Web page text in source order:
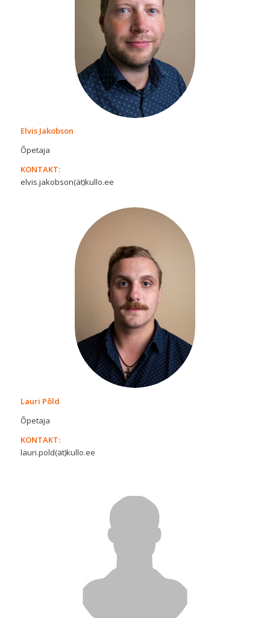
Elvis Jakobson
Õpetaja
KONTAKT:
elvis.jakobson(ät)kullo.ee
Lauri Põld
Õpetaja
KONTAKT:
lauri.pold(ät)kullo.ee